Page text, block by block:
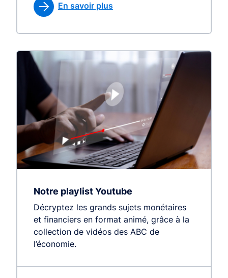
En savoir plus
Notre playlist Youtube
Décryptez les grands sujets monétaires
et financiers en format animé, grâce à la
collection de vidéos des ABC de
l’économie.